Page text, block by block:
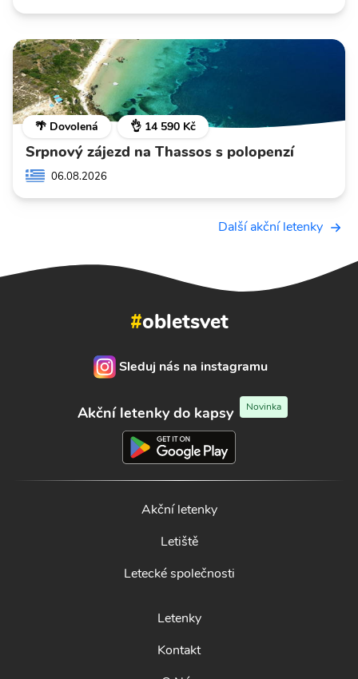
🌴 Dovolená 👌 14 590 Kč
Srpnový zájezd na Thassos s polopenzí
06.08.2026
Další akční letenky
#obletsvet
Sleduj nás na instagramu
Akční letenky do kapsy Novinka
Akční letenky
Letiště
Letecké společnosti
Letenky
Kontakt